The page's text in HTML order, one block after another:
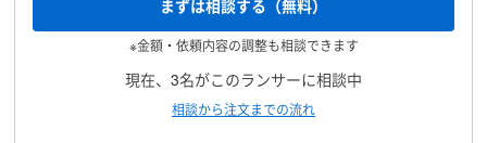
まずは相談する（無料）
※金額・依頼内容の調整も相談できます
現在、3名がこのランサーに相談中
相談から注文までの流れ